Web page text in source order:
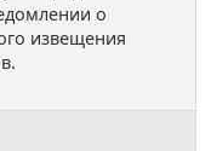
о
извещения